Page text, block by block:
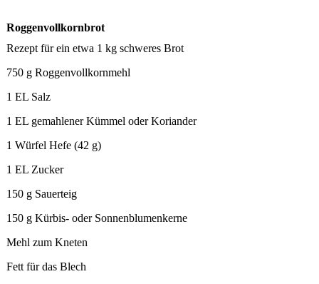
Roggenvollkornbrot
Rezept für ein etwa 1 kg schweres Brot
750 g Roggenvollkornmehl
1 EL Salz
1 EL gemahlener Kümmel oder Koriander
1 Würfel Hefe (42 g)
1 EL Zucker
150 g Sauerteig
150 g Kürbis- oder Sonnenblumenkerne
Mehl zum Kneten
Fett für das Blech